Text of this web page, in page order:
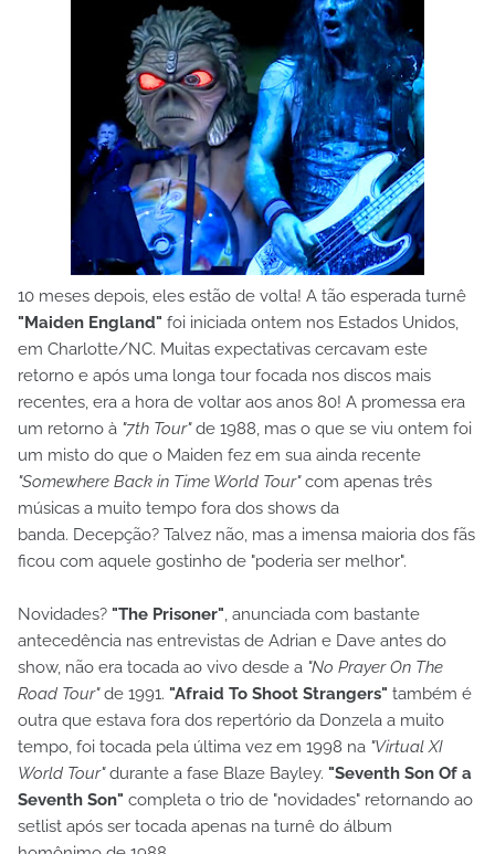
10 meses depois, eles estão de volta! A tão esperada turnê
"Maiden England" foi iniciada ontem nos Estados Unidos,
em Charlotte/NC. Muitas expectativas cercavam este
retorno e após uma longa tour focada nos discos mais
recentes, era a hora de voltar aos anos 80! A promessa era
um retorno à "7th Tour"de 1988, mas o que se viu ontem foi
um misto do que o Maiden fez em sua ainda recente
"Somewhere Back in Time World Tour"com apenas três
músicas a muito tempo fora dos shows da
banda. Decepção? Talvez não, mas a imensa maioria dos fãs
ficou com aquele gostinho de "poderia ser melhor".
Novidades? "The Prisoner", anunciada com bastante
antecedência nas entrevistas de Adrian e Dave antes do
show, não era tocada ao vivo desde a "No Prayer On The
Road Tour"de 1991. "Afraid To Shoot Strangers" também é
outra que estava fora dos repertório da Donzela a muito
tempo, foi tocada pela última vez em 1998 na "Virtual XI
World Tour"durante a fase Blaze Bayley. "Seventh Son Of a
Seventh Son" completa o trio de "novidades" retornando ao
setlist após ser tocada apenas na turnê do álbum